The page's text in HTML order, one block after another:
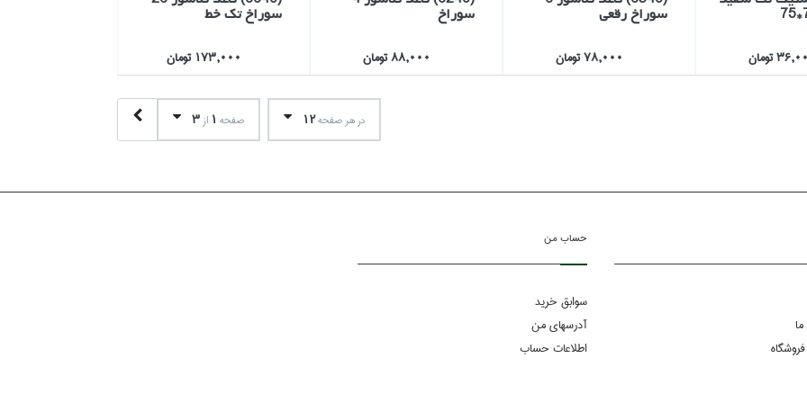
تومان
سوراخ رقعي
78,000 تومان
سوراخ
88,000 تومان
سوراخ تك خط
173,000 تومان
در هر صفحه12 صفحه 1 از3
حساب من
سوابق خرید
آدرسهای من
اطلاعات حساب